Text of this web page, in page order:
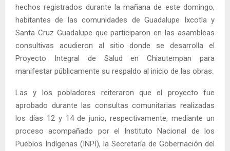
hechos registrados durante la mañana de este domingo,
habitantes de las comunidades de Guadalupe Ixcotla y
Santa Cruz Guadalupe que participaron en las asambleas
consultivas acudieron al sitio donde se desarrolla el
Proyecto Integral de Salud en Chiautempan para
manifestar públicamente su respaldo al inicio de las obras.
Las y los pobladores reiteraron que el proyecto fue
aprobado durante las consultas comunitarias realizadas
los días 12 y 14 de junio, respectivamente, mediante un
proceso acompañado por el Instituto Nacional de los
Pueblos Indígenas (INPI), la Secretaría de Gobernación del